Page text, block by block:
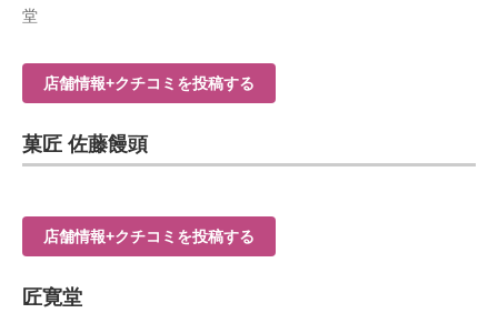
堂
店舗情報+クチコミを投稿する
菓匠 佐藤饅頭
店舗情報+クチコミを投稿する
匠寛堂